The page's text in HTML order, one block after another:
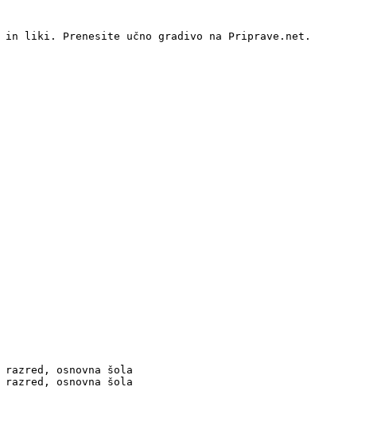
liki. Prenesite učno gradivo na Priprave.net.
osnovna šola
osnovna šola